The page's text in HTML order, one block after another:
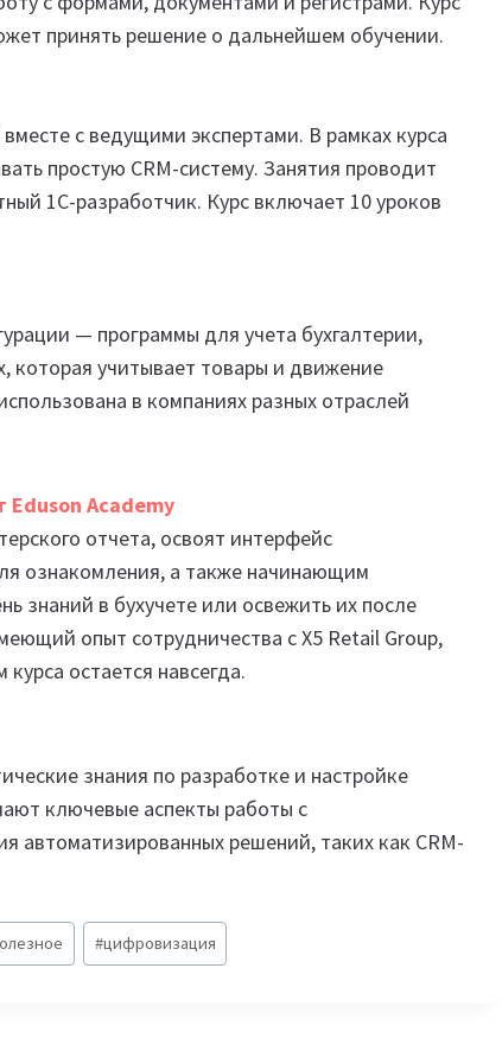
принять решение о дальнейшем обучении.
с ведущими экспертами. В рамках курса
простую CRM-систему. Занятия проводит
1С-разработчик. Курс включает 10 уроков
— программы для учета бухгалтерии,
которая учитывает товары и движение
в компаниях разных отраслей
Eduson Academy
отчета, освоят интерфейс
ознакомления, а также начинающим
знаний в бухучете или освежить их после
опыт сотрудничества с X5 Retail Group,
остается навсегда.
знания по разработке и настройке
ключевые аспекты работы с
автоматизированных решений, таких как CRM-
#цифровизация